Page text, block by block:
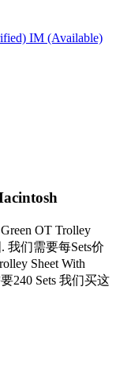
IM (Available)
OT Trolley
我们需要每Sets价
Sheet With
240 Sets 我们买这